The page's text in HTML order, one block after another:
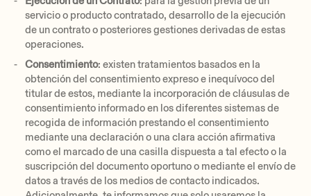
servicio o producto contratado, desarrollo de la ejecución
de un contrato o posteriores gestiones derivadas de estas
operaciones.
Consentimiento: existen tratamientos basados en la
obtención del consentimiento expreso e inequívoco del
titular de estos, mediante la incorporación de cláusulas de
consentimiento informado en los diferentes sistemas de
recogida de información prestando el consentimiento
mediante una declaración o una clara acción afirmativa
como el marcado de una casilla dispuesta a tal efecto o la
suscripción del documento oportuno o mediante el envío de
datos a través de los medios de contacto indicados.